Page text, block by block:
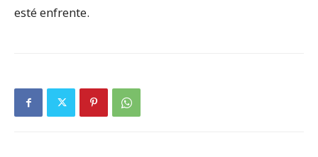
esté enfrente.